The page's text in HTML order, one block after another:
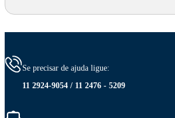
Se precisar de ajuda ligue:
11 2924-9054 / 11 2476 - 5209